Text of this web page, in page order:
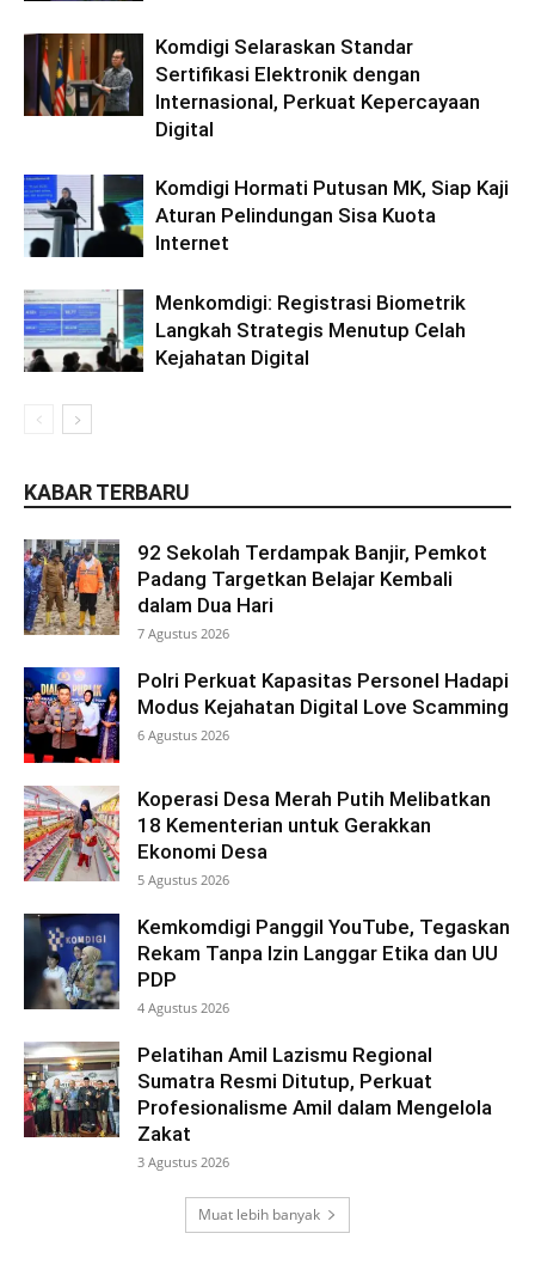
Komdigi Selaraskan Standar
Sertifikasi Elektronik dengan
Internasional, Perkuat Kepercayaan
Digital
Komdigi Hormati Putusan MK, Siap Kaji
Aturan Pelindungan Sisa Kuota
Internet
Menkomdigi: Registrasi Biometrik
Langkah Strategis Menutup Celah
Kejahatan Digital
KABAR TERBARU
92 Sekolah Terdampak Banjir, Pemkot
Padang Targetkan Belajar Kembali
dalam Dua Hari
7 Agustus 2026
Polri Perkuat Kapasitas Personel Hadapi
Modus Kejahatan Digital Love Scamming
6 Agustus 2026
Koperasi Desa Merah Putih Melibatkan
18 Kementerian untuk Gerakkan
Ekonomi Desa
5 Agustus 2026
Kemkomdigi Panggil YouTube, Tegaskan
Rekam Tanpa Izin Langgar Etika dan UU
PDP
4 Agustus 2026
Pelatihan Amil Lazismu Regional
Sumatra Resmi Ditutup, Perkuat
Profesionalisme Amil dalam Mengelola
Zakat
3 Agustus 2026
Muat lebih banyak